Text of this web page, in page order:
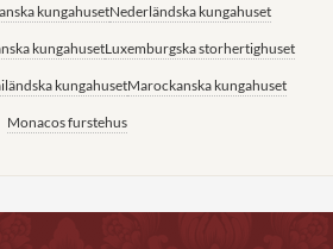
kungahusetNederländska kungahuset
kungahusetLuxemburgska storhertighuset
kungahusetMarockanska kungahuset
Monacos furstehus